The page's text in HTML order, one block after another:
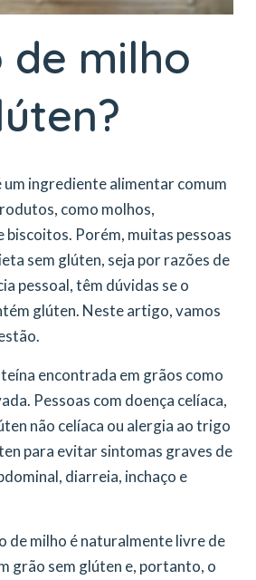
de milho
um ingrediente alimentar comum
como molhos,
biscoitos. Porém, muitas pessoas
sem glúten, seja por razões de
pessoal, têm dúvidas se o
glúten. Neste artigo, vamos
encontrada em grãos como
Pessoas com doença celíaca,
não celíaca ou alergia ao trigo
para evitar sintomas graves de
diarreia, inchaço e
de milho é naturalmente livre de
grão sem glúten e, portanto, o